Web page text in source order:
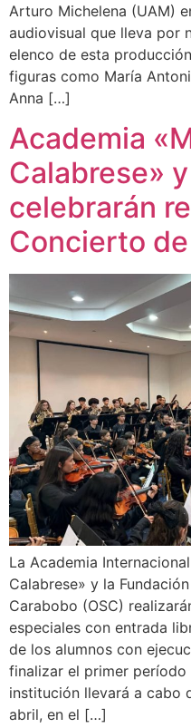
Arturo Michelena (UAM)
audiovisual que lleva por
elenco de esta
figuras como María
Anna […]
Academia
Calabrese»
celebrarán
Concierto de
La Academia
Calabrese» y la
Carabobo (OSC)
especiales con entrada
de los alumnos con
finalizar el primer
institución llevará a cabo
abril, en el […]